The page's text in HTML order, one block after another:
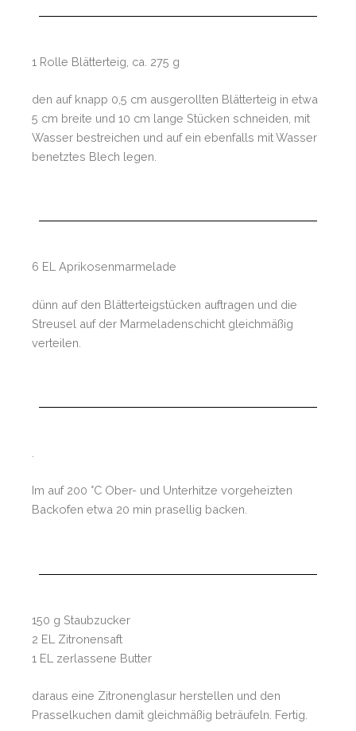
1 Rolle Blätterteig, ca. 275 g
den auf knapp 0,5 cm ausgerollten Blätterteig in etwa
5 cm breite und 10 cm lange Stücken schneiden, mit
Wasser bestreichen und auf ein ebenfalls mit Wasser
benetztes Blech legen.
6 EL Aprikosenmarmelade
dünn auf den Blätterteigstücken auftragen und die
Streusel auf der Marmeladenschicht gleichmäßig
verteilen.
Im auf 200 °C Ober- und Unterhitze vorgeheizten
Backofen etwa 20 min prasellig backen.
150 g Staubzucker
2 EL Zitronensaft
1 EL zerlassene Butter
daraus eine Zitronenglasur herstellen und den
Prasselkuchen damit gleichmäßig beträufeln. Fertig.